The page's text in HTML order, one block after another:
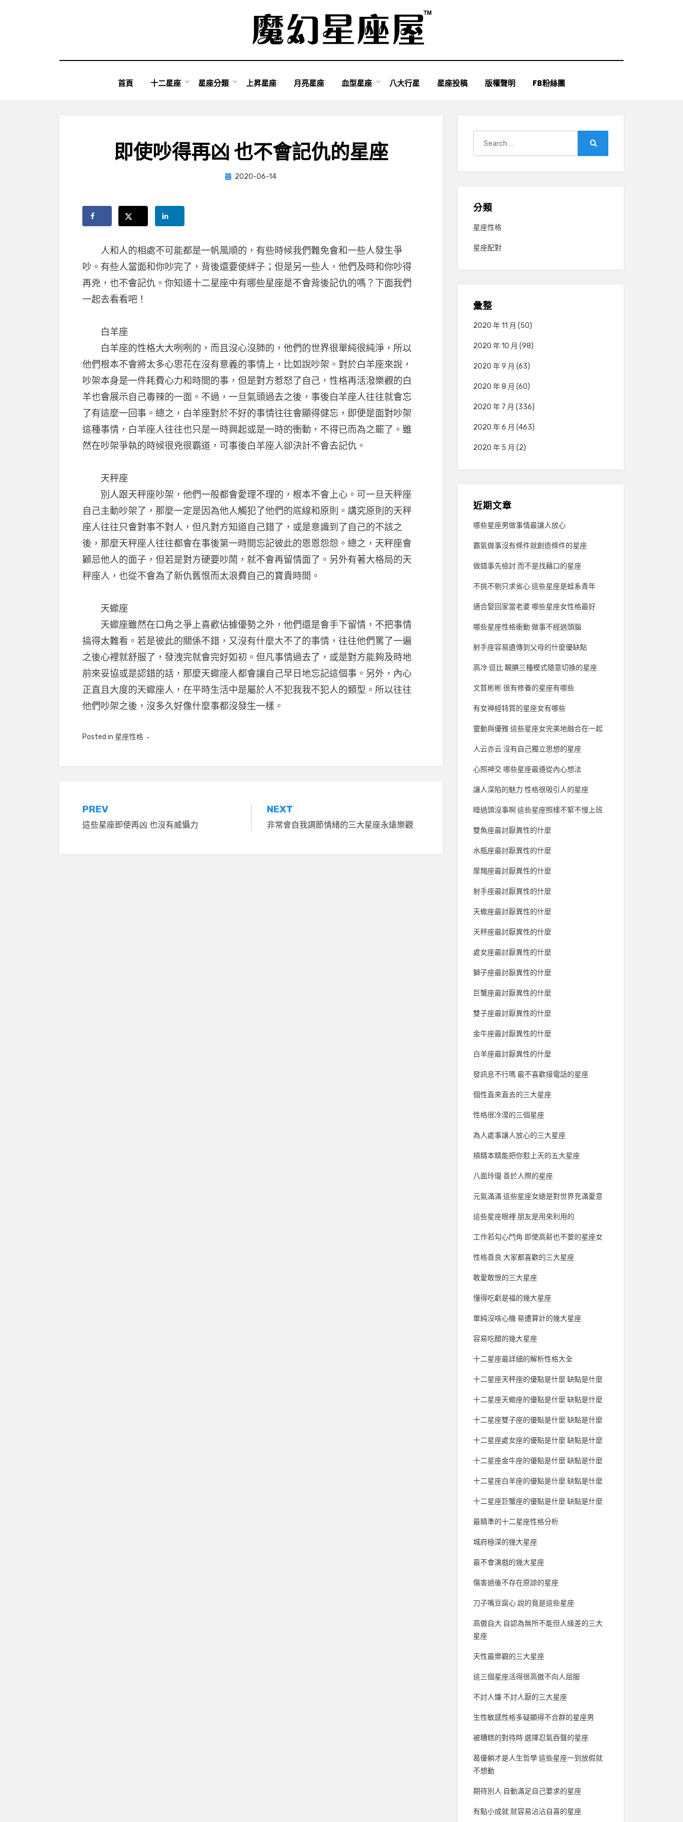
首頁 十二星座 星座分類 上昇星座 月亮星座 血型星座 八大行星 星座投稿 版權聲明 FB粉絲團
即使吵得再凶 也不會記仇的星座
by小編
Posted
2020-06-14
人和人的相處不可能都是一帆風順的，有些時候我們難免會和一些人發生爭
吵。有些人當面和你吵完了，背後還要使絆子；但是另一些人，他們及時和你吵得
再兇，也不會記仇。你知道十二星座中有哪些星座是不會背後記仇的嗎？下面我們
一起去看看吧！
白羊座
白羊座的性格大大咧咧的，而且沒心沒肺的，他們的世界很單純很純淨，所以
他們根本不會將太多心思花在沒有意義的事情上，比如說吵架。對於白羊座來說，
吵架本身是一件耗費心力和時間的事，但是對方惹怒了自己，性格再活潑樂觀的白
羊也會展示自己毒辣的一面。不過，一旦氣頭過去之後，事後白羊座人往往就會忘
了有這麼一回事。總之，白羊座對於不好的事情往往會顯得健忘，即便是面對吵架
這種事情，白羊座人往往也只是一時興起或是一時的衝動，不得已而為之罷了。雖
然在吵架爭執的時候很兇很霸道，可事後白羊座人卻決計不會去記仇。
天秤座
別人跟天秤座吵架，他們一般都會愛理不理的，根本不會上心。可一旦天秤座
自己主動吵架了，那麼一定是因為他人觸犯了他們的底線和原則。講究原則的天秤
座人往往只會對事不對人，但凡對方知道自己錯了，或是意識到了自己的不該之
後，那麼天秤座人往往都會在事後第一時間忘記彼此的恩恩怨怨。總之，天秤座會
顧忌他人的面子，但若是對方硬要吵鬧，就不會再留情面了。另外有著大格局的天
秤座人，也從不會為了新仇舊恨而太浪費自己的寶貴時間。
天蠍座
天蠍座雖然在口角之爭上喜歡佔據優勢之外，他們還是會手下留情，不把事情
搞得太難看。若是彼此的關係不錯，又沒有什麼大不了的事情，往往他們罵了一遍
之後心裡就舒服了，發洩完就會完好如初。但凡事情過去了，或是對方能夠及時地
前來妥協或是認錯的話，那麼天蠍座人都會讓自己早日地忘記這個事。另外，內心
正直且大度的天蠍座人，在平時生活中是屬於人不犯我我不犯人的類型。所以往往
他們吵架之後，沒多久好像什麼事都沒發生一樣。
Posted in 星座性格
文
章
PREV
這些星座即使再凶 也沒有威懾力
NEXT
非常會自我調節情緒的三大星座永遠樂觀
分類
星座性格
星座配對
彙整
2020 年 11 月 (50)
2020 年 10 月 (98)
2020 年 9 月 (63)
2020 年 8 月 (60)
2020 年 7 月 (336)
2020 年 6 月 (463)
2020 年 5 月 (2)
近期文章
哪些星座男做事情最讓人放心
霸氣做事沒有條件就創造條件的星座
做錯事先檢討 而不是找藉口的星座
不挑不剔只求省心 這些星座是蛙系青年
適合娶回家當老婆 哪些星座女性格最好
哪些星座性格衝動 做事不經過頭腦
射手座容易遺傳到父母的什麼優缺點
高冷 逗比 靦腆三種模式隨意切換的星座
文質彬彬 很有修養的星座有哪些
有女神經特質的星座女有哪些
靈動與優雅 這些星座女完美地融合在一起
人云亦云 沒有自己獨立思想的星座
心照神交 哪些星座最遵從內心想法
讓人深陷的魅力 性格很吸引人的星座
睡過頭沒事啊 這些星座照樣不緊不慢上班
雙魚座最討厭異性的什麼
水瓶座最討厭異性的什麼
摩羯座最討厭異性的什麼
射手座最討厭異性的什麼
天蠍座最討厭異性的什麼
天秤座最討厭異性的什麼
處女座最討厭異性的什麼
獅子座最討厭異性的什麼
巨蟹座最討厭異性的什麼
雙子座最討厭異性的什麼
金牛座最討厭異性的什麼
白羊座最討厭異性的什麼
發訊息不行嗎 最不喜歡接電話的星座
個性直來直去的三大星座
性格很冷漠的三個星座
為人處事讓人放心的三大星座
槓精本精能把你懟上天的五大星座
八面玲瓏 善於人際的星座
元氣滿滿 這些星座女總是對世界充滿愛意
這些星座眼裡 朋友是用來利用的
工作若勾心鬥角 即使高薪也不要的星座女
性格善良 大家都喜歡的三大星座
敢愛敢恨的三大星座
懂得吃虧是福的幾大星座
單純沒啥心機 易遭算計的幾大星座
容易吃醋的幾大星座
十二星座最詳細的解析性格大全
十二星座天秤座的優點是什麼 缺點是什麼
十二星座天蠍座的優點是什麼 缺點是什麼
十二星座雙子座的優點是什麼 缺點是什麼
十二星座處女座的優點是什麼 缺點是什麼
十二星座金牛座的優點是什麼 缺點是什麼
十二星座白羊座的優點是什麼 缺點是什麼
十二星座巨蟹座的優點是什麼 缺點是什麼
最精準的十二星座性格分析
城府極深的幾大星座
最不會演戲的幾大星座
傷害過後不存在原諒的星座
刀子嘴豆腐心 說的竟是這些星座
高傲自大 自認為無所不能但人緣差的三大
星座
天性最樂觀的三大星座
這三個星座活得很高傲不向人屈服
不討人嫌 不討人厭的三大星座
生性敏感性格多疑顯得不合群的星座男
被糟糕的對待時 選擇忍氣吞聲的星座
葛優躺才是人生哲學 這些星座一到放假就
不想動
期待別人 自動滿足自己要求的星座
有點小成就 就容易沾沾自喜的星座